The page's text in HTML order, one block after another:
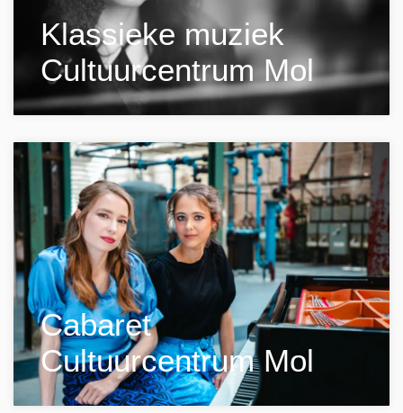
Klassieke muziek
Cultuurcentrum Mol
Cabaret
Cultuurcentrum Mol